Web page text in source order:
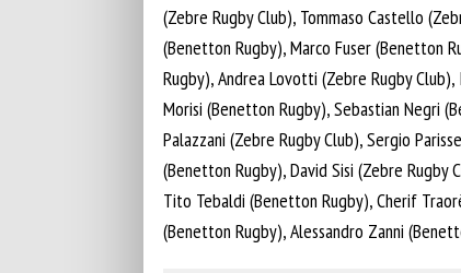
(Zebre Rugby Club), Tommaso Castello
(Benetton Rugby), Marco Fuser (Benetton
Rugby), Andrea Lovotti (Zebre Rugby
Morisi (Benetton Rugby), Sebastian Negri
Palazzani (Zebre Rugby Club), Sergio
(Benetton Rugby), David Sisi (Zebre Rugby
Tito Tebaldi (Benetton Rugby), Cherif
(Benetton Rugby), Alessandro Zanni